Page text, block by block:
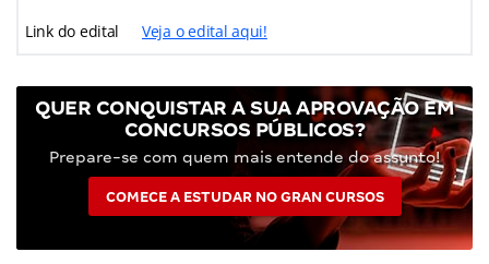
Link do edital Veja o edital aqui!
QUER CONQUISTAR A SUA APROVAÇÃO EM
CONCURSOS PÚBLICOS?
Prepare-se com quem mais entende do assunto!
COMECE A ESTUDAR NO GRAN CURSOS